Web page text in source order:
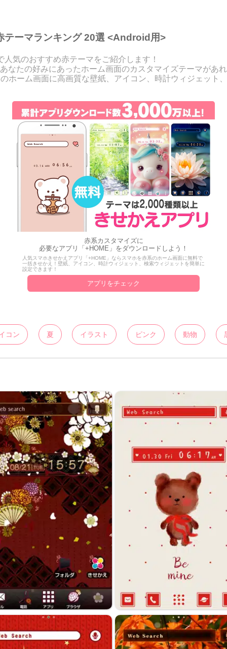
テーマランキング 20選 <Android用>
気のおすすめ赤テーマをご紹介します！
なたの好みにあったホーム画面のカスタマイズテーマがあ
ホーム画面に高画質な壁紙、アイコン、時計ウィジェット
赤系カスタマイズに
必要なアプリ「+HOME」をダウンロードしよう！
人気スマホきせかえアプリ「+HOME」ならスマホを赤系のホーム画面に無料で
一括きせかえ！壁紙、アイコン、時計ウィジェット、検索ウィジェットを簡単に
設定できます！
アプリをチェック
コン 夏 イラスト ピンク 動物